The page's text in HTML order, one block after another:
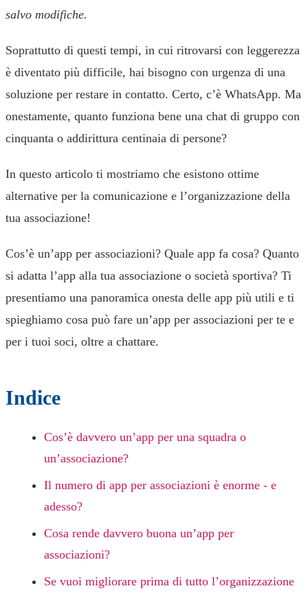
salvo modifiche.
Soprattutto di questi tempi, in cui ritrovarsi con leggerezza
è diventato più difficile, hai bisogno con urgenza di una
soluzione per restare in contatto. Certo, c’è WhatsApp. Ma
onestamente, quanto funziona bene una chat di gruppo con
cinquanta o addirittura centinaia di persone?
In questo articolo ti mostriamo che esistono ottime
alternative per la comunicazione e l’organizzazione della
tua associazione!
Cos’è un’app per associazioni? Quale app fa cosa? Quanto
si adatta l’app alla tua associazione o società sportiva? Ti
presentiamo una panoramica onesta delle app più utili e ti
spieghiamo cosa può fare un’app per associazioni per te e
per i tuoi soci, oltre a chattare.
Indice
Cos’è davvero un’app per una squadra o
un’associazione?
Il numero di app per associazioni è enorme - e
adesso?
Cosa rende davvero buona un’app per
associazioni?
Se vuoi migliorare prima di tutto l’organizzazione